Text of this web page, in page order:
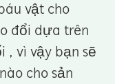
vật cho
đổi dựa trên
, vì vậy bạn sẽ
cho sản